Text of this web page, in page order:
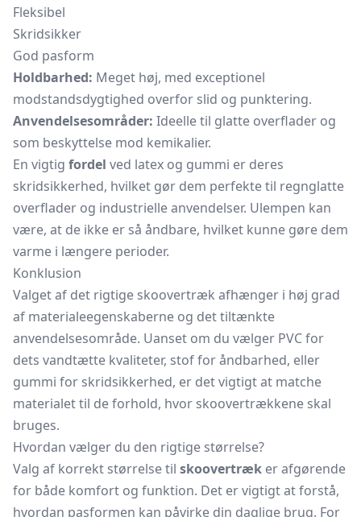
Fleksibel
Skridsikker
God pasform
Holdbarhed: Meget høj, med exceptionel
modstandsdygtighed overfor slid og punktering.
Anvendelsesområder: Ideelle til glatte overflader og
som beskyttelse mod kemikalier.
En vigtig fordel ved latex og gummi er deres
skridsikkerhed, hvilket gør dem perfekte til regnglatte
overflader og industrielle anvendelser. Ulempen kan
være, at de ikke er så åndbare, hvilket kunne gøre dem
varme i længere perioder.
Konklusion
Valget af det rigtige skoovertræk afhænger i høj grad
af materialeegenskaberne og det tiltænkte
anvendelsesområde. Uanset om du vælger PVC for
dets vandtætte kvaliteter, stof for åndbarhed, eller
gummi for skridsikkerhed, er det vigtigt at matche
materialet til de forhold, hvor skoovertrækkene skal
bruges.
Hvordan vælger du den rigtige størrelse?
Valg af korrekt størrelse til skoovertræk er afgørende
for både komfort og funktion. Det er vigtigt at forstå,
hvordan pasformen kan påvirke din daglige brug. For